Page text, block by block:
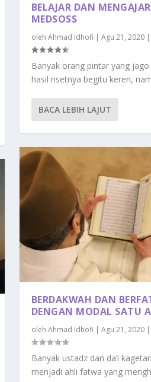
BELAJAR DAN
MEDSOSS
oleh Ahmad Idhofi | Agu 21, 2020|
Banyak orang pintar yang
hasil risetnya begitu keren,
BACA LEBIH LAJUT
BERDAKWAH DAN
DENGAN MODAL SATU
oleh Ahmad Idhofi | Agu 21, 2020|
Banyak ustadz dan da’i
menjadi ahli fatwa yang